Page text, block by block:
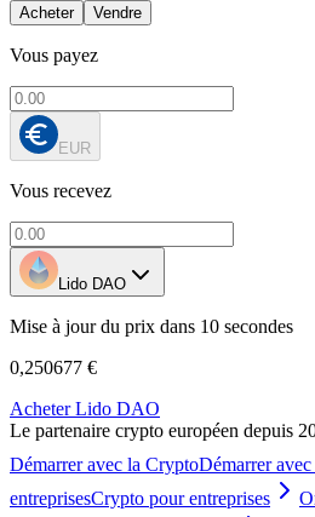
Acheter Vendre
Vous payez
EUR
Vous recevez
Lido DAO
Mise à jour du prix dans 10 secondes
0,250677 €
Acheter Lido DAO
Le partenaire crypto européen depuis
Démarrer avec la CryptoDémarrer
entreprisesCrypto pour entreprises